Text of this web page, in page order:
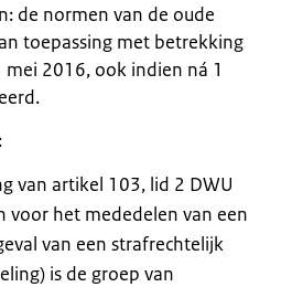
de normen van de oude
toepassing met betrekking
2016, ook indien ná 1
van artikel 103, lid 2 DWU
voor het mededelen van een
van een strafrechtelijk
is de groep van